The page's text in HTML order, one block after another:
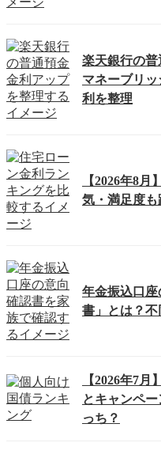
楽天銀行の普
マネーブリ
利を整理
【2026年8
気・満足度
年金振込口
書」とは？
【2026年7
とキャンペ
っち？